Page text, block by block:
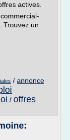
actives.
Trouvez un
/ annonce
/ offres